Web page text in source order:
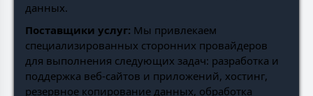
данных.
Поставщики услуг: Мы привлекаем
специализированных сторонних провайдеров
для выполнения следующих задач: разработка и
поддержка веб-сайтов и приложений, хостинг,
резервное копирование данных, обработка